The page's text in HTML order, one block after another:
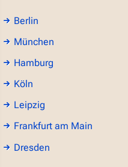
Berlin
München
Hamburg
Köln
Leipzig
Frankfurt am Main
Dresden